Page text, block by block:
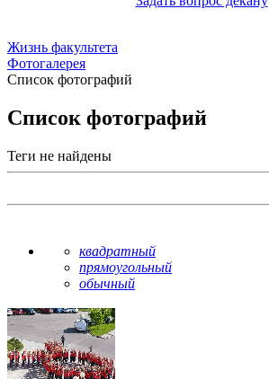
Жизнь факультета
Фотогалерея
Список фотографий
Список фотографий
Теги не найдены
квадратный
прямоугольный
обычный